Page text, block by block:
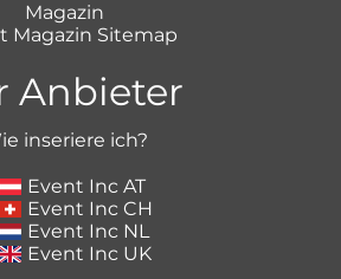
Magazin
Magazin Sitemap
Anbieter
inseriere ich?
Event Inc AT
Event Inc CH
Event Inc NL
Event Inc UK